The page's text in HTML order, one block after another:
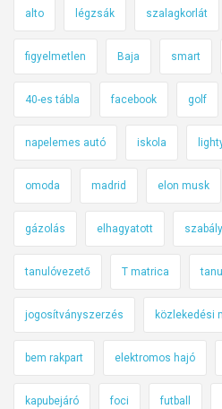
alto légzsák szalagkorlát
figyelmetlen Baja smart
40-es tábla facebook golf
napelemes autó iskola
omoda madrid elon musk
gázolás elhagyatott
tanulóvezető T matrica
jogosítványszerzés közlekedési
bem rakpart elektromos hajó
kapubejáró foci futball